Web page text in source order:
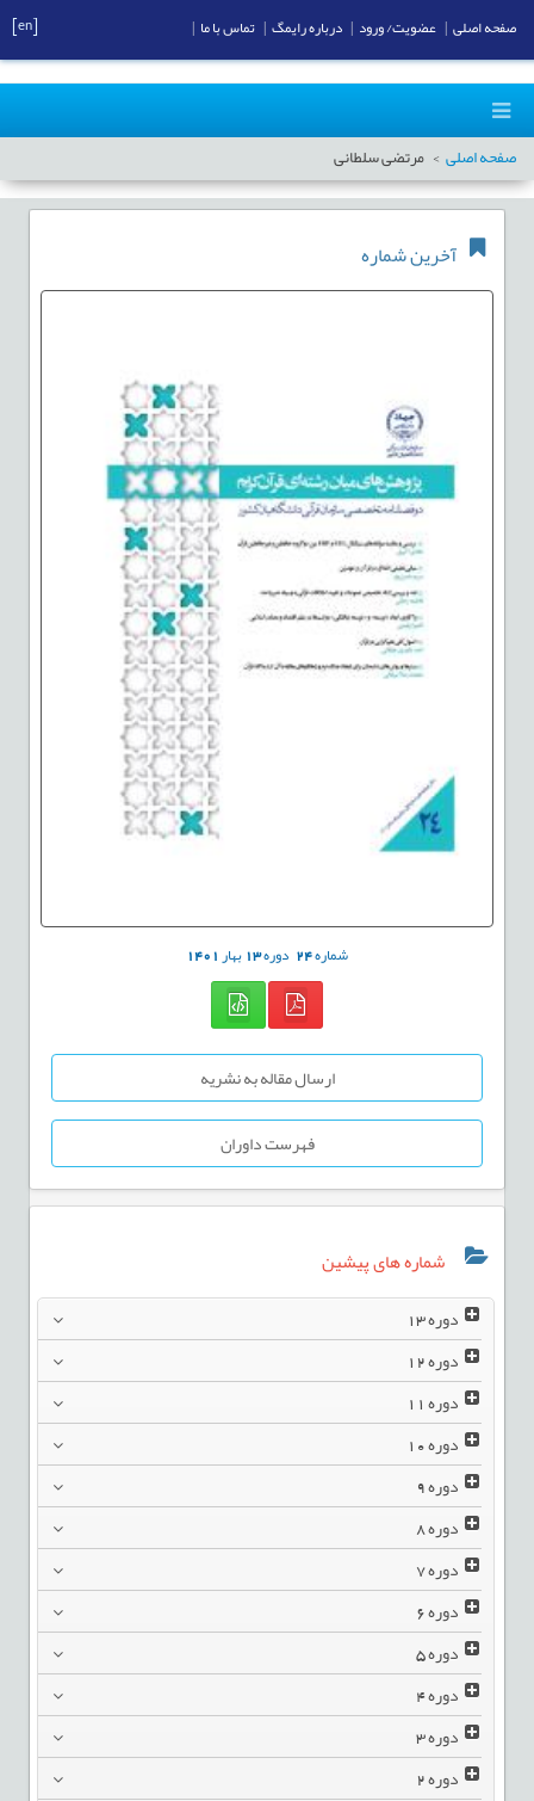
صفحه اصلی مرتضی سلطانی
آخرین شماره
شماره24 دوره13بهار1401
ارسال مقاله به نشریه
فهرست داوران
شماره های پیشین
دوره13
دوره12
دوره11
دوره10
دوره9
دوره8
دوره7
دوره6
دوره5
دوره4
دوره3
دوره2
صفحه اصلی عضویت/ ورود درباره رایمگ تماس با ما